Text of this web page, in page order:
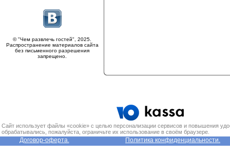
© "Чем развлечь гостей", 2025.
Распространение материалов сайта
без письменного разрешения
запрещено.
Сайт использует файлы «cookie» с целью персонализации сервисов и повышения
обрабатывались, пожалуйста, ограничьте их использование в своём браузере.
Договор-оферта. Политика конфиденциальности.